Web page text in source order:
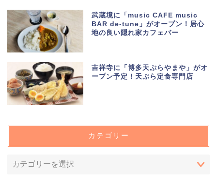
武蔵境に「music CAFE music
BAR de-tune」がオープン！居心
地の良い隠れ家カフェバー
吉祥寺に「博多天ぷらやまや」がオ
ープン予定！天ぷら定食専門店
カテゴリー